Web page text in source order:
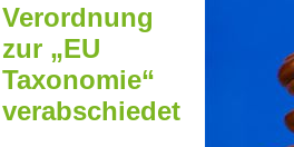
Verordnung
zur „EU
Taxonomie“
verabschiedet